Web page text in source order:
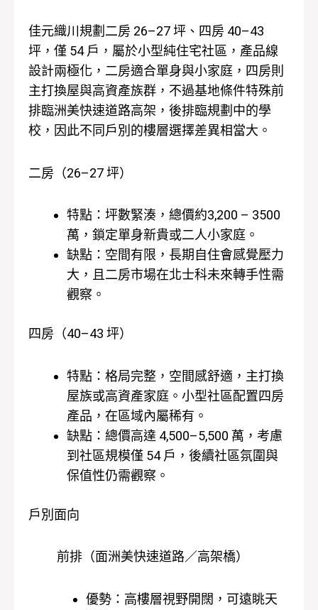
佳元織川規劃二房 26–27 坪、四房 40–43
坪，僅 54 戶，屬於小型純住宅社區，產品線
設計兩極化，二房適合單身與小家庭，四房則
主打換屋與高資產族群，不過基地條件特殊前
排臨洲美快速道路高架，後排臨規劃中的學
校，因此不同戶別的樓層選擇差異相當大。
二房（26–27 坪）
特點：坪數緊湊，總價約3,200 – 3500
萬，鎖定單身新貴或二人小家庭。
缺點：空間有限，長期自住會感覺壓力
大，且二房市場在北士科未來轉手性需
觀察。
四房（40–43 坪）
特點：格局完整，空間感舒適，主打換
屋族或高資產家庭。小型社區配置四房
產品，在區域內屬稀有。
缺點：總價高達 4,500–5,500 萬，考慮
到社區規模僅 54 戶，後續社區氛圍與
保值性仍需觀察。
戶別面向
前排（面洲美快速道路／高架橋）
優勢：高樓層視野開闊，可遠眺天